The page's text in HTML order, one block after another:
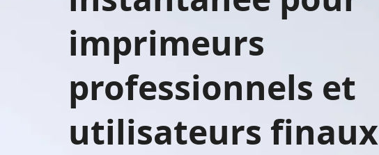
imprimeurs
professionnels et
utilisateurs finaux